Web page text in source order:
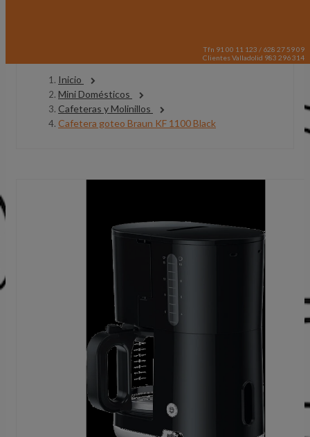
Tfn 91 00 11 123 / 628 27 59 09
Clientes Valladolid 983 296 314
Inicio
Mini Domésticos
Cafeteras y Molinillos
Cafetera goteo Braun KF 1100 Black